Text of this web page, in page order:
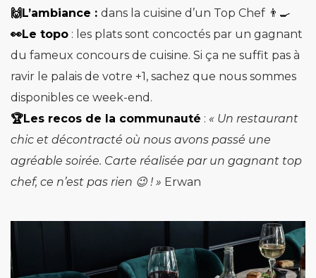
🙌L’ambiance : dans la cuisine d’un Top Chef 👨‍🍳
👀Le topo : les plats sont concoctés par un gagnant
du fameux concours de cuisine. Si ça ne suffit pas à
ravir le palais de votre +1, sachez que nous sommes
disponibles ce week-end.
🏆Les recos de la communauté : « Un restaurant
chic et décontracté où nous avons passé une
agréable soirée. Carte réalisée par un gagnant top
chef, ce n’est pas rien 😉 ! » Erwan